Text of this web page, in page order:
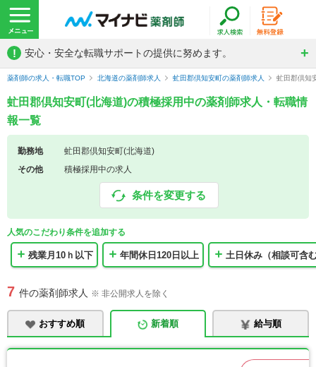
! 安心・安全な転職サポートの提供に努めます。
薬剤師の求人・転職TOP 北海道の薬剤師求人 虻田郡倶知安町の薬剤師求人 虻田郡倶知
虻田郡倶知安町(北海道)の積極採用中の薬剤師求人・転職情
報一覧
勤務地
虻田郡倶知安町(北海道)
その他
積極採用中の求人
条件を変更する
人気のこだわり条件を追加する
残業月10ｈ以下 年間休日120日以上 土日休み（相談可含
7 件の薬剤師求人 ※ 非公開求人を除く
おすすめ順 新着順 給与順